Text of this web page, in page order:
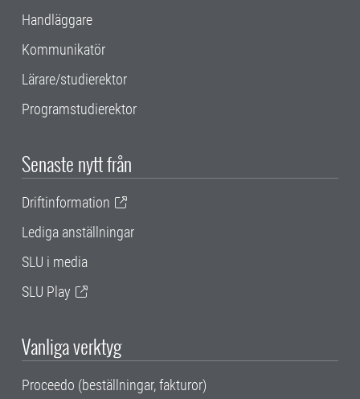
Handläggare
Kommunikatör
Lärare/studierektor
Programstudierektor
Senaste nytt från
Driftinformation
Lediga anställningar
SLU i media
SLU Play
Vanliga verktyg
Proceedo (beställningar, fakturor)